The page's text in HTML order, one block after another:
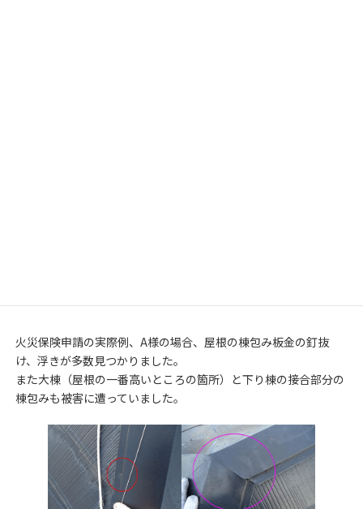
火災保険申請の実際例、A様の場合、屋根の棟包み板金の釘抜
け、浮きが多数見つかりました。
また大棟（屋根の一番高いところの箇所）と下り棟の接合部分の
棟包みも被害に遭っていました。